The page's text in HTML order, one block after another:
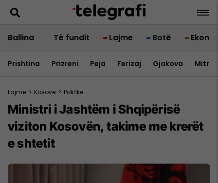
Ballina Të fundit Lajme Botë
Prishtina Prizreni Peja Ferizaj Gjakova
Lajme > Kosovë > Politikë
Ministri i Jashtëm i Shqipërisë
viziton Kosovën, takime me krerët
e shtetit